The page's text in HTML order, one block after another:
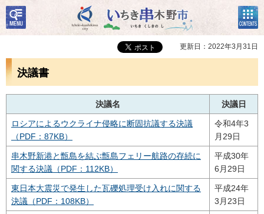
いちき串木野市
検
索・
共通
コン
テン
ツメ
ニュ
更新日：2022年3月31日
決議書
決議名 決議日
ロシアによるウクライナ侵略に断固抗議する決議
（PDF：87KB）
令和4年3
月29日
串木野新港と甑島を結ぶ甑島フェリー航路の存続に
関する決議（PDF：112KB）
平成30年
6月29日
東日本大震災で発生した瓦礫処理受け入れに関する
決議（PDF：108KB）
平成24年
3月23日